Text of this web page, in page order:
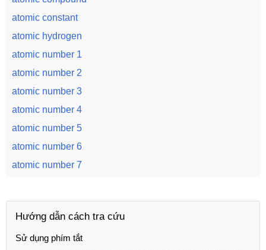
atomic constant
atomic hydrogen
atomic number 1
atomic number 2
atomic number 3
atomic number 4
atomic number 5
atomic number 6
atomic number 7
Hướng dẫn cách tra cứu
Sử dụng phím tắt